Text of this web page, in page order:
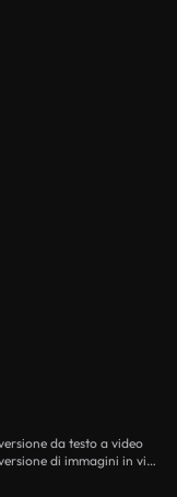
da testo a video
Flussi di lavoro di intelligenza artificiale per la conversione di immagini in video